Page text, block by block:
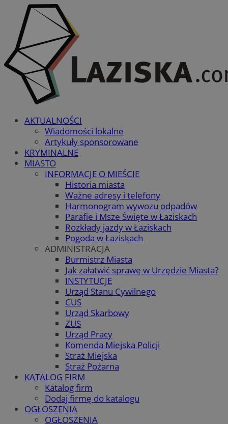
AKTUALNOŚCI
Wiadomości lokalne
Artykuły sponsorowane
KRYMINALNE
MIASTO
INFORMACJE O MIEŚCIE
Historia miasta
Ważne adresy i telefony
Harmonogram wywozu odpadów
Parafie i Msze Święte w Łaziskach
Rozkłady jazdy w Łaziskach
Pogoda w Łaziskach
ADMINISTRACJA
Burmistrz Miasta
Jak załatwić sprawę w Urzędzie Miasta?
INSTYTUCJE
Urząd Stanu Cywilnego
CUS
Urząd Skarbowy
ZUS
Urząd Pracy
Komenda Miejska Policji
Straż Miejska
Straż Pożarna
KATALOG FIRM
Katalog firm
Dodaj firmę do katalogu
OGŁOSZENIA
OGŁOSZENIA